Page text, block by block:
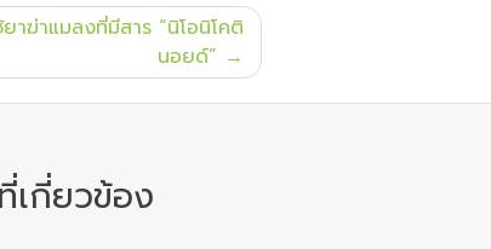
าฆ่าแมลงที่มีสาร “นิโอนิโคติ
นอยด์”
เกี่ยวข้อง